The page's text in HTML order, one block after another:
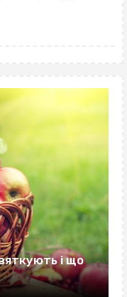
і що